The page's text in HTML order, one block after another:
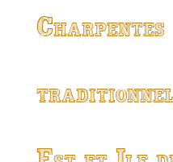
Charpentes